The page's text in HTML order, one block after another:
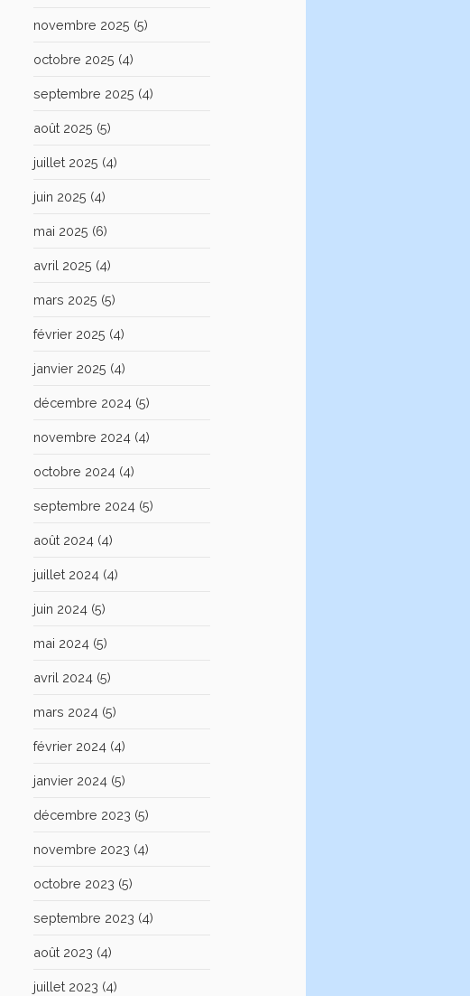
novembre 2025 (5)
octobre 2025 (4)
septembre 2025 (4)
août 2025 (5)
juillet 2025 (4)
juin 2025 (4)
mai 2025 (6)
avril 2025 (4)
mars 2025 (5)
février 2025 (4)
janvier 2025 (4)
décembre 2024 (5)
novembre 2024 (4)
octobre 2024 (4)
septembre 2024 (5)
août 2024 (4)
juillet 2024 (4)
juin 2024 (5)
mai 2024 (5)
avril 2024 (5)
mars 2024 (5)
février 2024 (4)
janvier 2024 (5)
décembre 2023 (5)
novembre 2023 (4)
octobre 2023 (5)
septembre 2023 (4)
août 2023 (4)
juillet 2023 (4)